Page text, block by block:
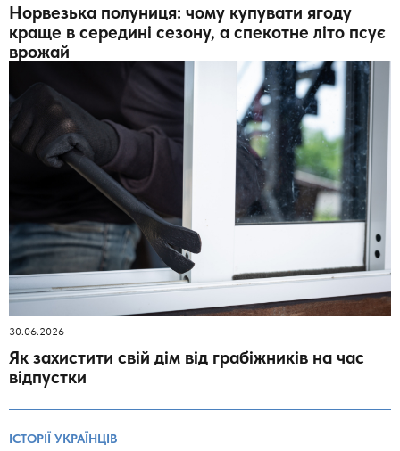
Норвезька полуниця: чому купувати ягоду
краще в середині сезону, а спекотне літо псує
врожай
30.06.2026
Як захистити свій дім від грабіжників на час
відпустки
ІСТОРІЇ УКРАЇНЦІВ